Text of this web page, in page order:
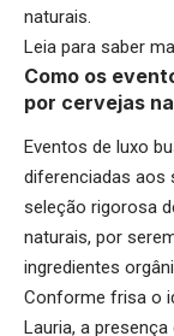
naturais.
Leia para saber
Como os
por cervejas
Eventos de luxo
diferenciadas aos
seleção rigorosa
naturais, por
ingredientes
Conforme frisa o
Lauria, a